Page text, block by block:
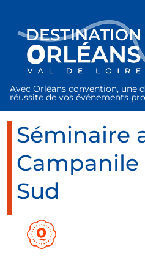
Avec Orléans convention, une
réussite de vos événements
Séminaire
Campanile
Sud